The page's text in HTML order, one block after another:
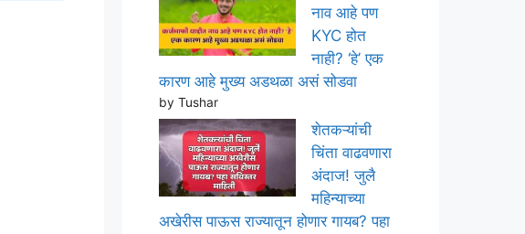
नाव आहे पण
KYC होत
नाही? ‘हे’ एक
कारण आहे मुख्य अडथळा असं सोडवा
by Tushar
शेतकऱ्यांची
चिंता वाढवणारा
अंदाज! जुलै
महिन्याच्या
अखेरीस पाऊस राज्यातून होणार गायब? पहा